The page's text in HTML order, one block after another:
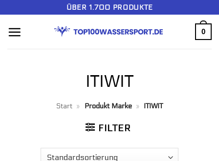
springen
ÜBER 1.700 PRODUKTE
0
ITIWIT
Start » Produkt Marke » ITIWIT
FILTER